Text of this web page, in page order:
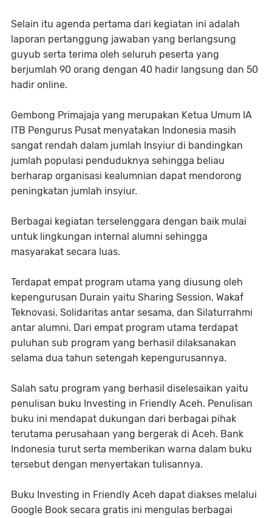
Selain itu agenda pertama dari kegiatan ini adalah
laporan pertanggung jawaban yang berlangsung
guyub serta terima oleh seluruh peserta yang
berjumlah 90 orang dengan 40 hadir langsung dan 50
hadir online.
Gembong Primajaja yang merupakan Ketua Umum IA
ITB Pengurus Pusat menyatakan Indonesia masih
sangat rendah dalam jumlah Insyiur di bandingkan
jumlah populasi penduduknya sehingga beliau
berharap organisasi kealumnian dapat mendorong
peningkatan jumlah insyiur.
Berbagai kegiatan terselenggara dengan baik mulai
untuk lingkungan internal alumni sehingga
masyarakat secara luas.
Terdapat empat program utama yang diusung oleh
kepengurusan Durain yaitu Sharing Session, Wakaf
Teknovasi, Solidaritas antar sesama, dan Silaturrahmi
antar alumni. Dari empat program utama terdapat
puluhan sub program yang berhasil dilaksanakan
selama dua tahun setengah kepengurusannya.
Salah satu program yang berhasil diselesaikan yaitu
penulisan buku Investing in Friendly Aceh. Penulisan
buku ini mendapat dukungan dari berbagai pihak
terutama perusahaan yang bergerak di Aceh. Bank
Indonesia turut serta memberikan warna dalam buku
tersebut dengan menyertakan tulisannya.
Buku Investing in Friendly Aceh dapat diakses melalui
Google Book secara gratis ini mengulas berbagai